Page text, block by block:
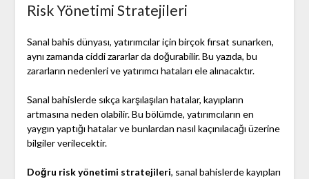
Risk Yönetimi Stratejileri
Sanal bahis dünyası, yatırımcılar için birçok fırsat sunarken,
aynı zamanda ciddi zararlar da doğurabilir. Bu yazıda, bu
zararların nedenleri ve yatırımcı hataları ele alınacaktır.
Sanal bahislerde sıkça karşılaşılan hatalar, kayıpların
artmasına neden olabilir. Bu bölümde, yatırımcıların en
yaygın yaptığı hatalar ve bunlardan nasıl kaçınılacağı üzerine
bilgiler verilecektir.
Doğru risk yönetimi stratejileri, sanal bahislerde kayıpları